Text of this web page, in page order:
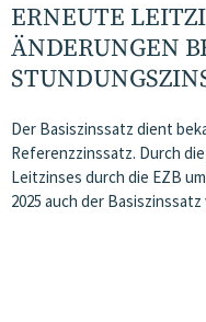
ERNEUTE
ÄNDERUNGEN
Der Basiszinssatz dient
Referenzzinssatz. Durch
Leitzinses durch die EZB
2025 auch der